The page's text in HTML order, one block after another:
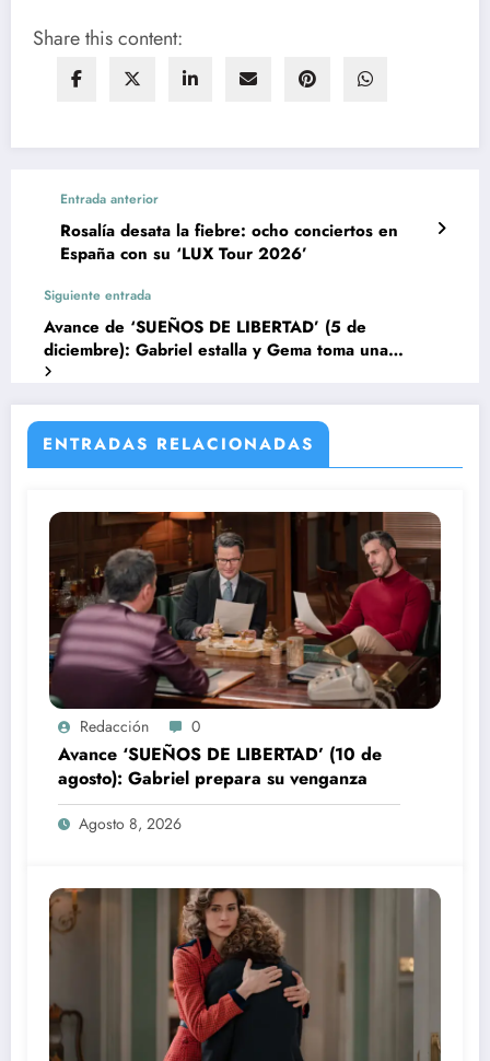
Share this content:
Entrada anterior
Rosalía desata la fiebre: ocho conciertos en
España con su ‘LUX Tour 2026’
Siguiente entrada
Avance de ‘SUEÑOS DE LIBERTAD’ (5 de
diciembre): Gabriel estalla y Gema toma una
decisión crucial
ENTRADAS RELACIONADAS
Redacción 0
Avance ‘SUEÑOS DE LIBERTAD’ (10 de
agosto): Gabriel prepara su venganza
Agosto 8, 2026